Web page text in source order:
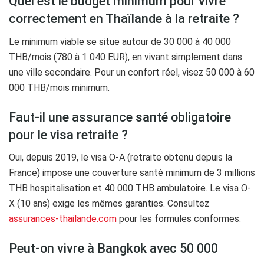
correctement en Thaïlande à la retraite ?
Le minimum viable se situe autour de 30 000 à 40 000
THB/mois (780 à 1 040 EUR), en vivant simplement dans
une ville secondaire. Pour un confort réel, visez 50 000 à 60
000 THB/mois minimum.
Faut-il une assurance santé obligatoire
pour le visa retraite ?
Oui, depuis 2019, le visa O-A (retraite obtenu depuis la
France) impose une couverture santé minimum de 3 millions
THB hospitalisation et 40 000 THB ambulatoire. Le visa O-
X (10 ans) exige les mêmes garanties. Consultez
assurances-thailande.com pour les formules conformes.
Peut-on vivre à Bangkok avec 50 000